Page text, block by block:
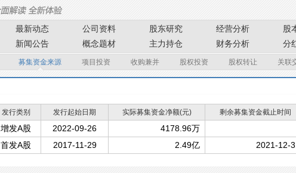
最新动态 公司资料 股东研究 经营分析 股
新闻公告
概念题材 主力持仓 财务分析 分
募集资金来源 项目投资 收购兼并 股权投资 股权转让 关联
发行类别 发行起始日期 实际募集资金净额(元) 剩余募集资金截止时间
增发A股 2022-09-26 4178.96万
首发A股 2017-11-29 2.49亿 2021-12-